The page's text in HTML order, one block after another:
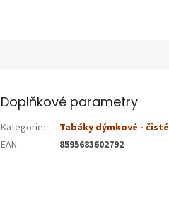
Doplňkové parametry
Kategorie:
Tabáky dýmkové - čisté
EAN: 8595683602792